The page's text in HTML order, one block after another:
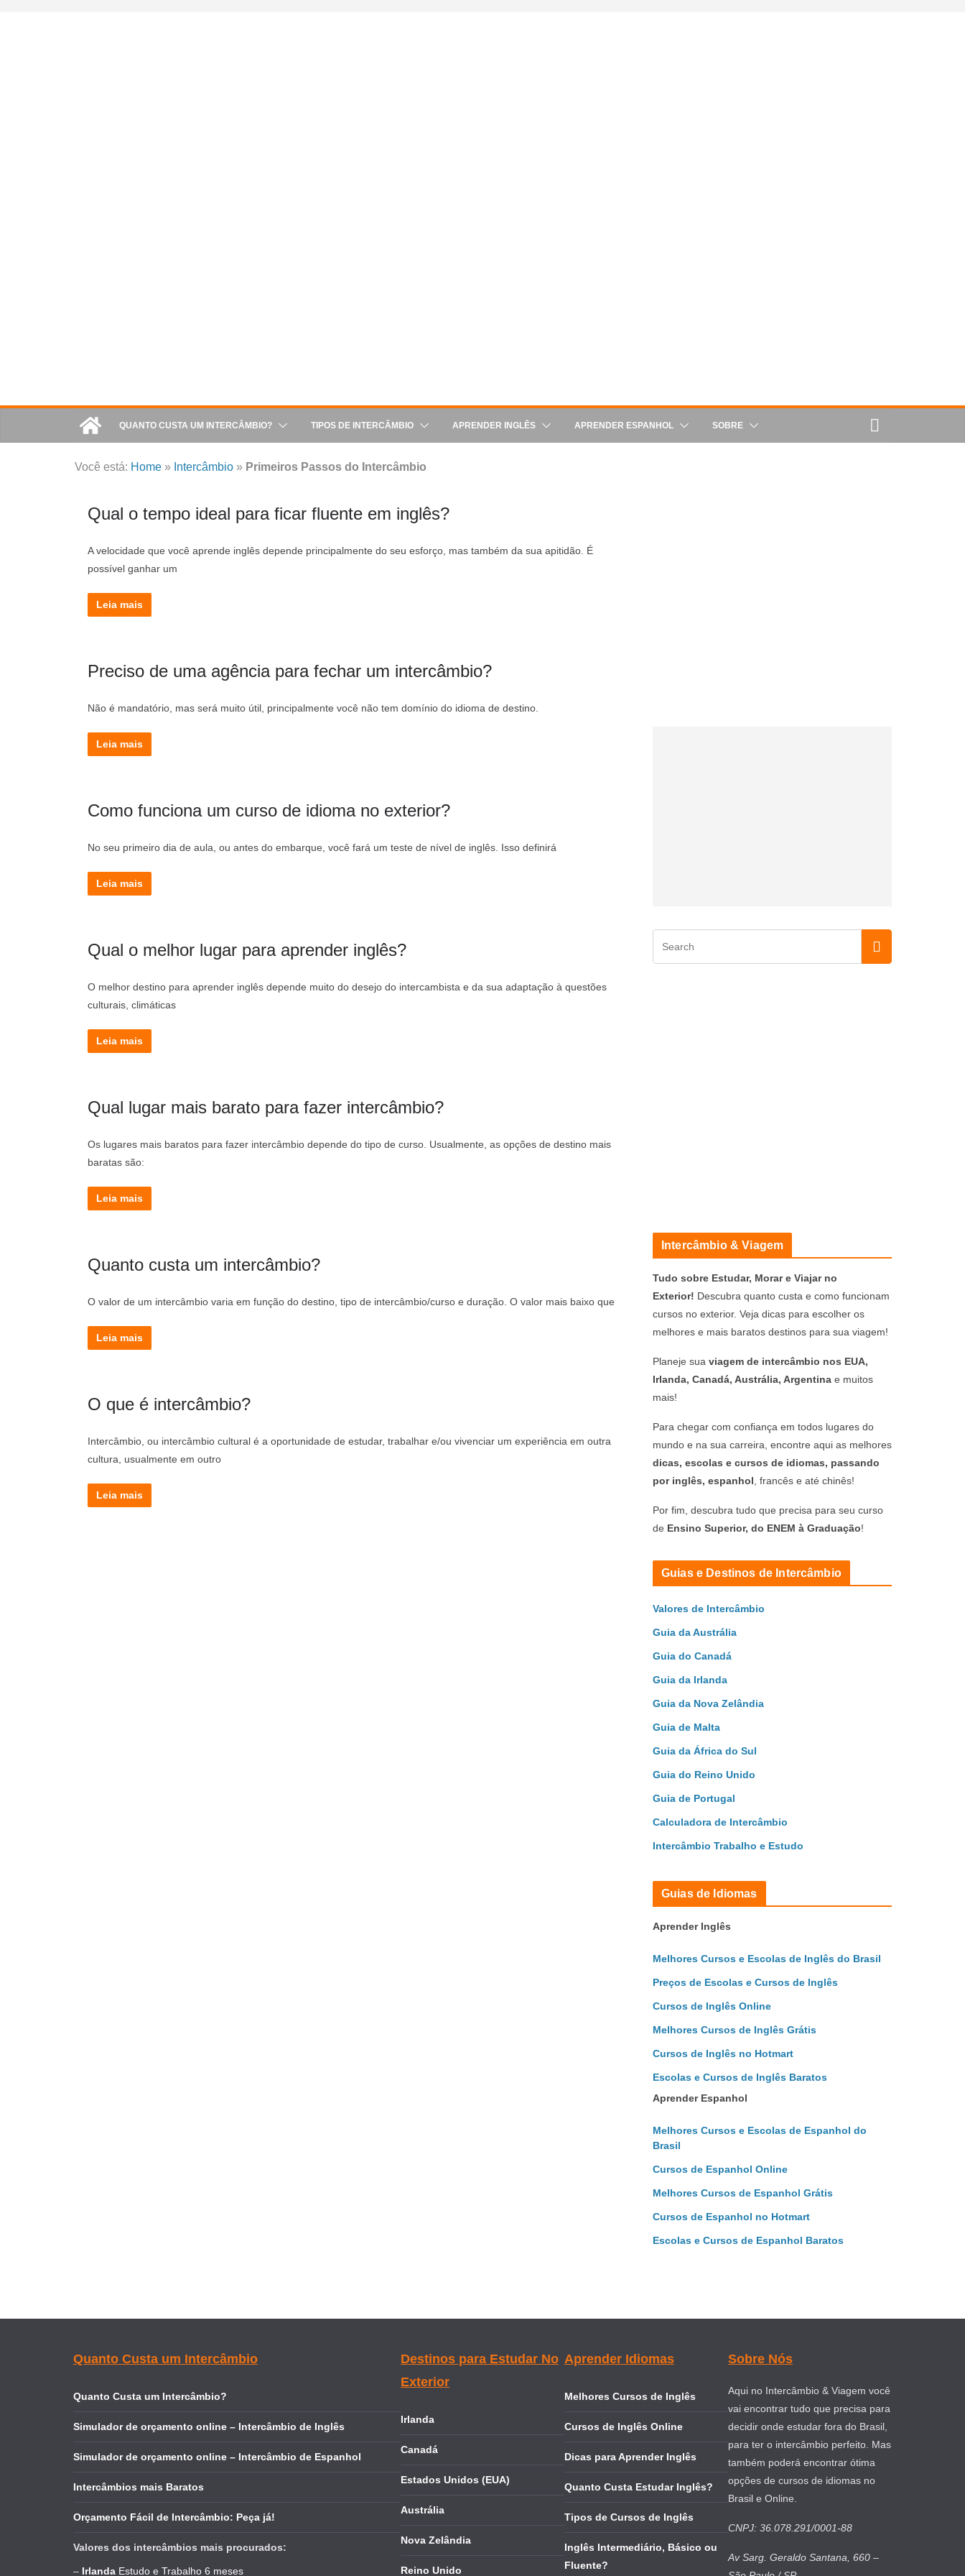
QUANTO CUSTA UM INTERCÂMBIO? TIPOS DE INTERCÂMBIO APRENDER INGLÊS APRENDER ESPANHOL SOBRE
Você está: Home » Intercâmbio » Primeiros Passos do Intercâmbio
Qual o tempo ideal para ficar fluente em inglês?
A velocidade que você aprende inglês depende principalmente do seu esforço, mas também da sua apitidão. É
possível ganhar um
Leia mais
Preciso de uma agência para fechar um intercâmbio?
Não é mandatório, mas será muito útil, principalmente você não tem domínio do idioma de destino.
Leia mais
Como funciona um curso de idioma no exterior?
No seu primeiro dia de aula, ou antes do embarque, você fará um teste de nível de inglês. Isso definirá
Leia mais
Qual o melhor lugar para aprender inglês?
O melhor destino para aprender inglês depende muito do desejo do intercambista e da sua adaptação à questões
culturais, climáticas
Leia mais
Qual lugar mais barato para fazer intercâmbio?
Os lugares mais baratos para fazer intercâmbio depende do tipo de curso. Usualmente, as opções de destino mais
baratas são:
Leia mais
Quanto custa um intercâmbio?
O valor de um intercâmbio varia em função do destino, tipo de intercâmbio/curso e duração. O valor mais baixo que
Leia mais
O que é intercâmbio?
Intercâmbio, ou intercâmbio cultural é a oportunidade de estudar, trabalhar e/ou vivenciar um experiência em outra
cultura, usualmente em outro
Leia mais
Intercâmbio & Viagem
Tudo sobre Estudar, Morar e Viajar no
Exterior! Descubra quanto custa e como funcionam
cursos no exterior. Veja dicas para escolher os
melhores e mais baratos destinos para sua viagem!
Planeje sua viagem de intercâmbio nos EUA,
Irlanda, Canadá, Austrália, Argentina e muitos
mais!
Para chegar com confiança em todos lugares do
mundo e na sua carreira, encontre aqui as melhores
dicas, escolas e cursos de idiomas, passando
por inglês, espanhol , francês e até chinês!
Por fim, descubra tudo que precisa para seu curso
de Ensino Superior, do ENEM à Graduação!
Guias e Destinos de Intercâmbio
Valores de Intercâmbio
Guia da Austrália
Guia do Canadá
Guia da Irlanda
Guia da Nova Zelândia
Guia de Malta
Guia da África do Sul
Guia do Reino Unido
Guia de Portugal
Calculadora de Intercâmbio
Intercâmbio Trabalho e Estudo
Guias de Idiomas
Aprender Inglês
Melhores Cursos e Escolas de Inglês do Brasil
Preços de Escolas e Cursos de Inglês
Cursos de Inglês Online
Melhores Cursos de Inglês Grátis
Cursos de Inglês no Hotmart
Escolas e Cursos de Inglês Baratos
Aprender Espanhol
Melhores Cursos e Escolas de Espanhol do
Brasil
Cursos de Espanhol Online
Melhores Cursos de Espanhol Grátis
Cursos de Espanhol no Hotmart
Escolas e Cursos de Espanhol Baratos
Quanto Custa um Intercâmbio
Quanto Custa um Intercâmbio?
Simulador de orçamento online – Intercâmbio de Inglês
Simulador de orçamento online – Intercâmbio de Espanhol
Intercâmbios mais Baratos
Orçamento Fácil de Intercâmbio: Peça já!
Valores dos intercâmbios mais procurados:
– Irlanda Estudo e Trabalho 6 meses
Destinos para Estudar No
Exterior
Irlanda
Canadá
Estados Unidos (EUA)
Austrália
Nova Zelândia
Reino Unido
Aprender Idiomas
Melhores Cursos de Inglês
Cursos de Inglês Online
Dicas para Aprender Inglês
Quanto Custa Estudar Inglês?
Tipos de Cursos de Inglês
Inglês Intermediário, Básico ou
Fluente?
Sobre Nós
Aqui no Intercâmbio & Viagem você
vai encontrar tudo que precisa para
decidir onde estudar fora do Brasil,
para ter o intercâmbio perfeito. Mas
também poderá encontrar ótima
opções de cursos de idiomas no
Brasil e Online.
CNPJ: 36.078.291/0001-88
Av Sarg. Geraldo Santana, 660 –